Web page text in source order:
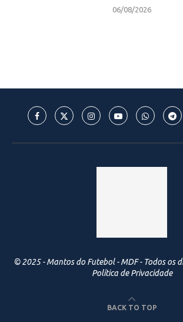
06/08/2026
© 2025 - Mantos do Futebol - MDF - Todos os
Política de Privacidade
BACK TO TOP